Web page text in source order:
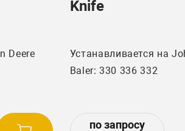
Deere
Knife
Устанавливается на
Baler: 330 336 332